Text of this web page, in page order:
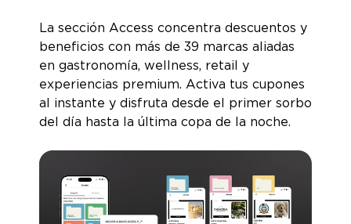
La sección Access concentra descuentos y
beneficios con más de 39 marcas aliadas
en gastronomía, wellness, retail y
experiencias premium. Activa tus cupones
al instante y disfruta desde el primer sorbo
del día hasta la última copa de la noche.